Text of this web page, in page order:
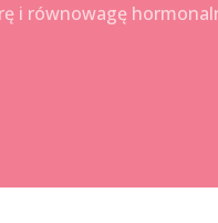
i równowagę